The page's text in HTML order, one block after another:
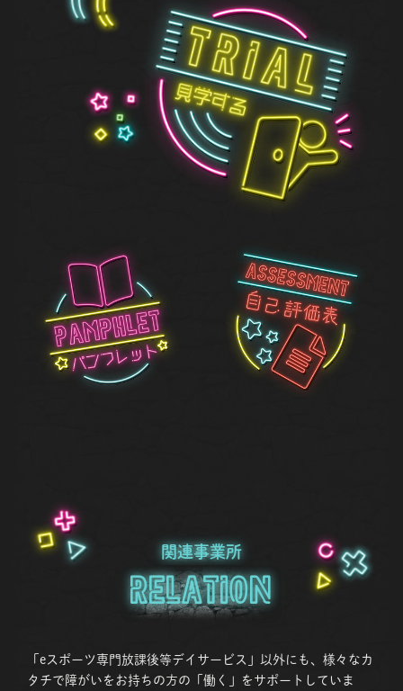
関連事業所
Relation
「eスポーツ専門放課後等デイサービス」以外にも、様々なカ
タチで障がいをお持ちの方の「働く」をサポートしていま